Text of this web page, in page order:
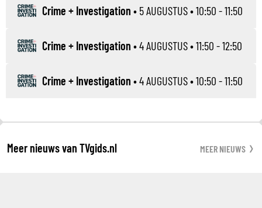
Crime + Investigation • 5 AUGUSTUS• 10:50 - 11:50
Crime + Investigation •4 AUGUSTUS• 11:50 - 12:50
Crime + Investigation •4 AUGUSTUS• 10:50 - 11:50
Meer nieuws van TVgids.nl MEER NIEUWS